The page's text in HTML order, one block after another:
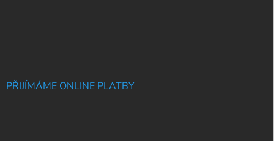
PŘIJÍMÁME ONLINE PLATBY